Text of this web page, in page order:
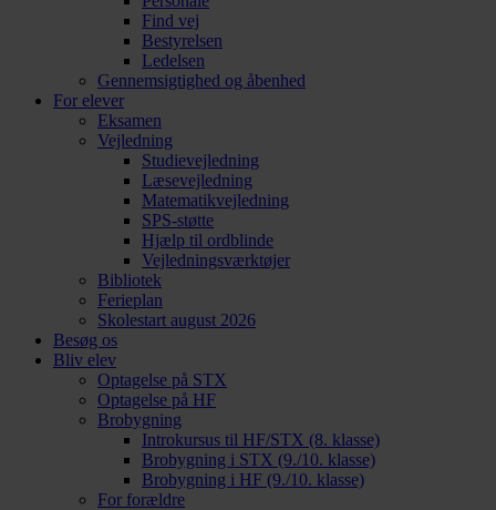
Find vej
Bestyrelsen
Ledelsen
Gennemsigtighed og åbenhed
For elever
Eksamen
Vejledning
Studievejledning
Læsevejledning
Matematikvejledning
SPS-støtte
Hjælp til ordblinde
Vejledningsværktøjer
Bibliotek
Ferieplan
Skolestart august 2026
Besøg os
Bliv elev
Optagelse på STX
Optagelse på HF
Brobygning
Introkursus til HF/STX (8. klasse)
Brobygning i STX (9./10. klasse)
Brobygning i HF (9./10. klasse)
For forældre